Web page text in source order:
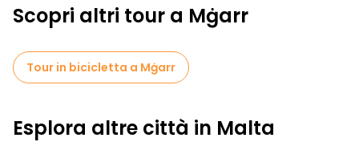
Scopri altri tour a Mġarr
Tour in bicicletta a Mġarr
Esplora altre città in Malta